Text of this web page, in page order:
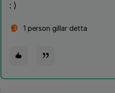
: )
J 1 person gillar detta